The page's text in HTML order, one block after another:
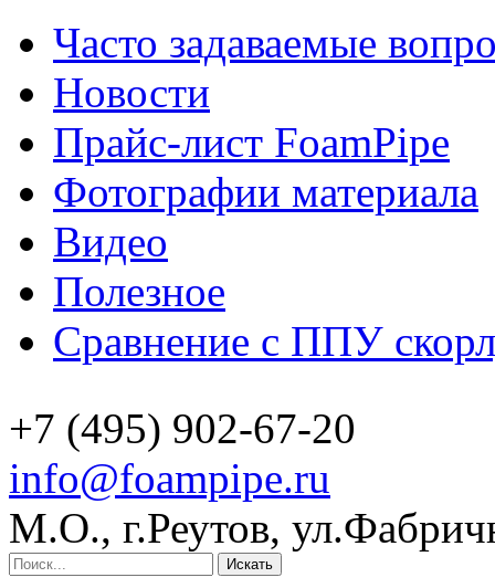
Часто задаваемые
Новости
Прайс-лист FoamPipe
Фотографии материала
Видео
Полезное
Сравнение с ППУ
+7 (495) 902-67-20
info@foampipe.ru
М.О., г.Реутов,
Искать